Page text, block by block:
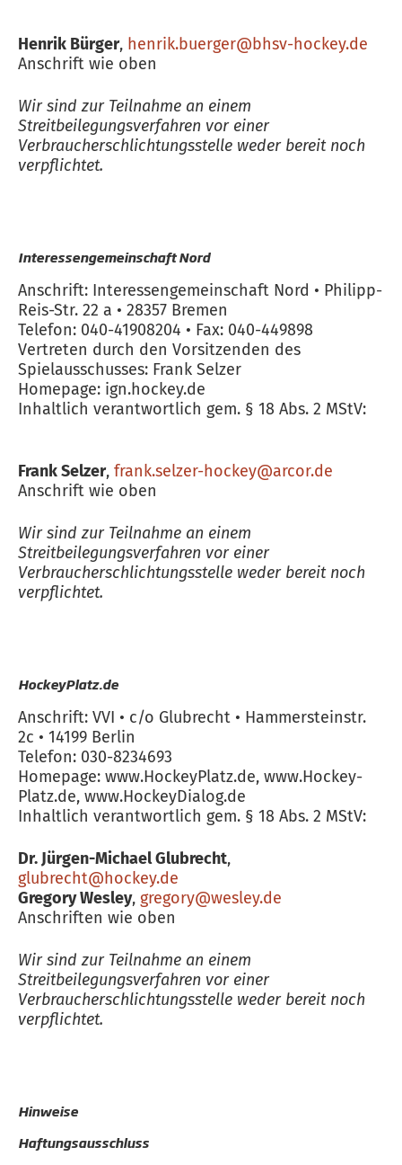
Henrik Bürger, henrik.buerger@bhsv-hockey.de
Anschrift wie oben
Wir sind zur Teilnahme an einem
Streitbeilegungsverfahren vor einer
Verbraucherschlichtungsstelle weder bereit noch
verpflichtet.
Interessengemeinschaft Nord
Anschrift: Interessengemeinschaft Nord • Philipp-
Reis-Str. 22 a • 28357 Bremen
Telefon: 040-41908204 • Fax: 040-449898
Vertreten durch den Vorsitzenden des
Spielausschusses: Frank Selzer
Homepage: ign.hockey.de
Inhaltlich verantwortlich gem. § 18 Abs. 2 MStV:
Frank Selzer, frank.selzer-hockey@arcor.de
Anschrift wie oben
Wir sind zur Teilnahme an einem
Streitbeilegungsverfahren vor einer
Verbraucherschlichtungsstelle weder bereit noch
verpflichtet.
HockeyPlatz.de
Anschrift: VVI • c/o Glubrecht • Hammersteinstr.
2c • 14199 Berlin
Telefon: 030-8234693
Homepage: www.HockeyPlatz.de, www.Hockey-
Platz.de, www.HockeyDialog.de
Inhaltlich verantwortlich gem. § 18 Abs. 2 MStV:
Dr. Jürgen-Michael Glubrecht,
glubrecht@hockey.de
Gregory Wesley, gregory@wesley.de
Anschriften wie oben
Wir sind zur Teilnahme an einem
Streitbeilegungsverfahren vor einer
Verbraucherschlichtungsstelle weder bereit noch
verpflichtet.
Hinweise
Haftungsausschluss